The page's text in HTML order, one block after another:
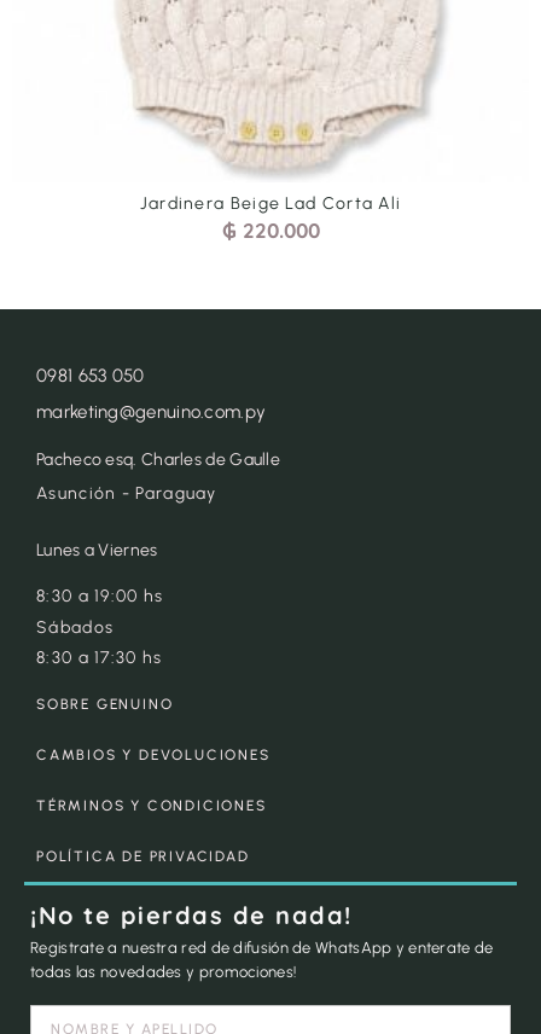
Lad Corta Ali
0981 653 050
marketing@genuino.com.py
Pacheco esq. Charles de Gaulle
Asunción - Paraguay
Lunes a Viernes
8:30 a 19:00 hs
Sábados
8:30 a 17:30 hs
SOBRE GENUINO
CAMBIOS Y DEVOLUCIONES
TÉRMINOS Y CONDICIONES
POLÍTICA DE PRIVACIDAD
¡No te pierdas de nada!
Registrate a nuestra red de difusión de WhatsApp y enterate de
todas las novedades y promociones!